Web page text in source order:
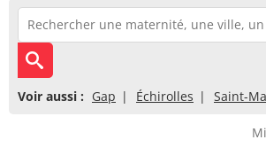
Voir aussi : Gap Échirolles Saint-